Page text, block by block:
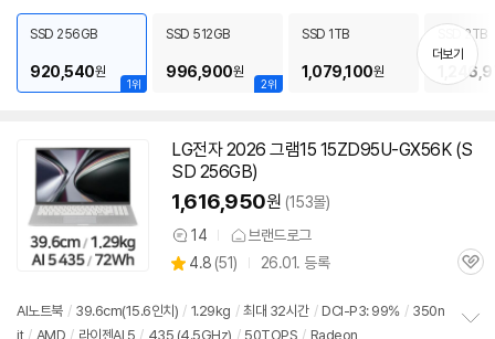
치
기
1위
SSD 256GB
920,540원
2위
SSD 512GB
996,900원
SSD 1TB
1,079,100원
SSD 2TB
더보기
LG전자 2026 그램15 15ZD95U-GX56K (S
SD 256GB)
1,616,950원 (153몰)
상
품
견
14 브랜드로그
별
4.8 (상
리
뷰
51) 26.01. 등록
관
AI노트북 / 39.6cm(15.6인치) / 1.29kg / 최대 32시간 / DCI-P3: 99% / 350n
it / AMD / 라이젠AI 5 / 435 (4.5GHz) / 50TOPS / Radeon